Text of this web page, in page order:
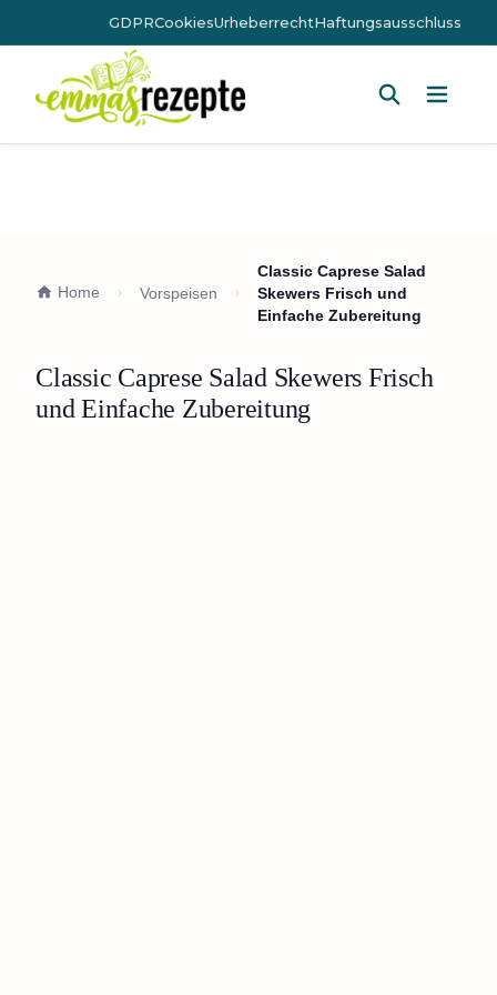
GDPRCookiesUrheberrechtHaftungsausschluss
Home Vorspeisen
Classic Caprese Salad
Skewers Frisch und
Einfache Zubereitung
Classic Caprese Salad Skewers Frisch
und Einfache Zubereitung